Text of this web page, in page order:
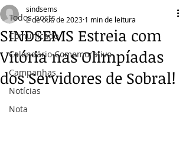
Todos posts
Comunicado
Calendário Comemorativo
Campanhas
Notícias
Nota
SINDSEMS Estreia com
Vitória nas Olimpíadas
dos Servidores de Sobral!
sindsems
2 de out. de 2023 1 min de leitura